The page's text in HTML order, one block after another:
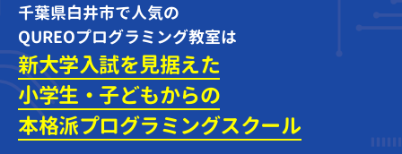
千葉県白井市で人気の
QUREOプログラミング教室は
新大学入試を見据えた
小学生・子どもからの
本格派プログラミングスクール